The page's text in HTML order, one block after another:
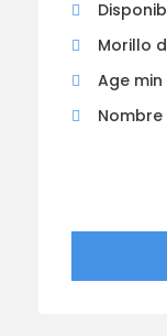
Morillo
Age min
Nombre